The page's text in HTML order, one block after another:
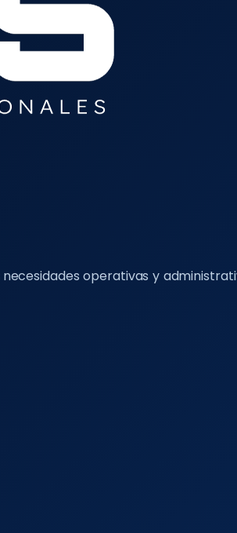
operativas y